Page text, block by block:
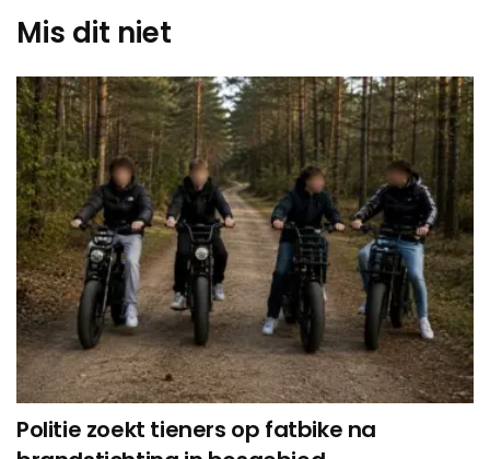
Mis dit niet
Politie zoekt tieners op fatbike na